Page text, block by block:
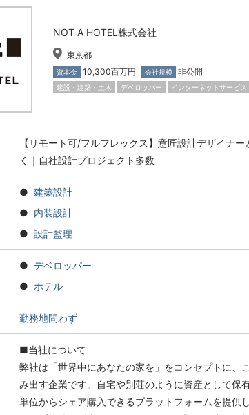
NOT A HOTEL株式会社
東京都
資本金 10,300百万円 会社規模 非公開
建設・建築・土木 デベロッパー インターネットサービス
【リモート可/フルフレックス】意匠設計デザイナ
く｜自社設計プロジェクト多数
建築設計
内装設計
設計監理
デベロッパー
ホテル
勤務地問わず
■当社について
弊社は「世界中にあなたの家を」をコンセプトに、
み出す企業です。自宅や別荘のように資産として保
単位からシェア購入できるプラットフォームを提供